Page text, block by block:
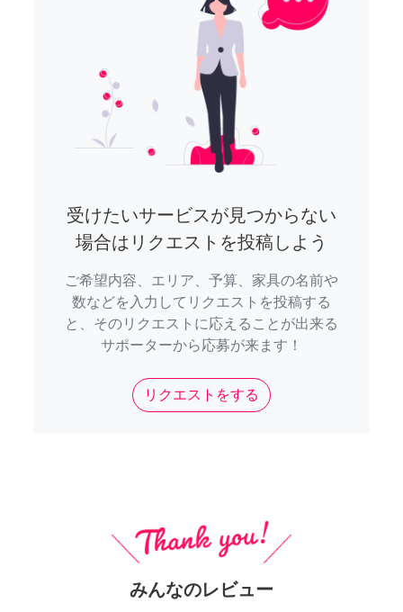
受けたいサービスが見つからない
場合はリクエストを投稿しよう
ご希望内容、エリア、予算、家具の名前や
数などを入力してリクエストを投稿する
と、そのリクエストに応えることが出来る
サポーターから応募が来ます！
リクエストをする
みんなのレビュー